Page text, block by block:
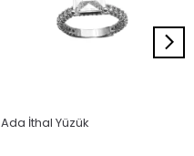
Ada İthal Yüzük